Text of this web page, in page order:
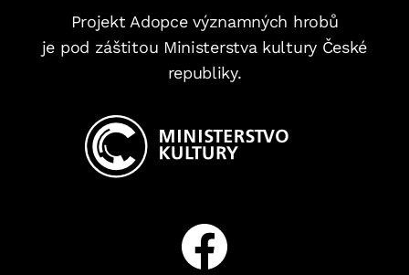
Projekt Adopce významných hrobů
je pod záštitou Ministerstva kultury České
republiky.
Facebook